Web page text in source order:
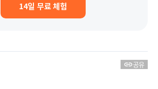
14일 무료 체험
공유